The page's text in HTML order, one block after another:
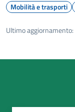
Mobilità e trasporti
Ultimo aggiornamento: